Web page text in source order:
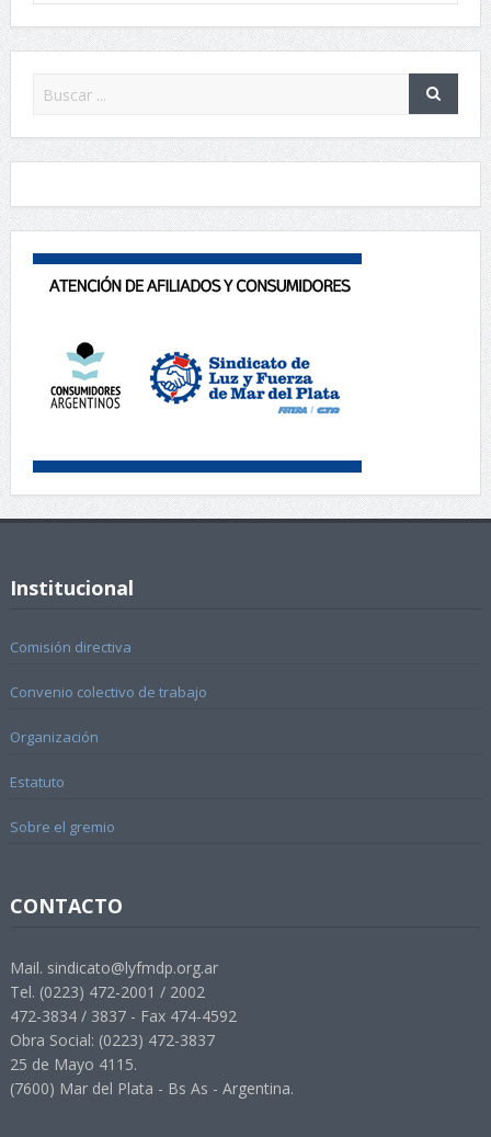
Institucional
Comisión directiva
Convenio colectivo de trabajo
Organización
Estatuto
Sobre el gremio
CONTACTO
Mail. sindicato@lyfmdp.org.ar
Tel. (0223) 472-2001 / 2002
472-3834 / 3837 - Fax 474-4592
Obra Social: (0223) 472-3837
25 de Mayo 4115.
(7600) Mar del Plata - Bs As - Argentina.